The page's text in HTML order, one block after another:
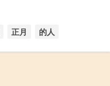
正月 的人